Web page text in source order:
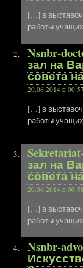
[…] в
работы
Nsnbr-
зал на
совета
20.06.2014 в 00:57
[…] в
работы
зал на
совета
20.06.2014 в 00:58
[…] в
работы
Nsnbr-